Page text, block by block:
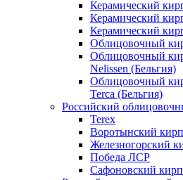
Керамический
Керамический
Керамический
Облицовочный
Облицовочный
Nelissen (Бельгия)
Облицовочный
Terca (Бельгия)
Российский
Terex
Воротынский
Железногорский
Победа ЛСР
Сафоновский